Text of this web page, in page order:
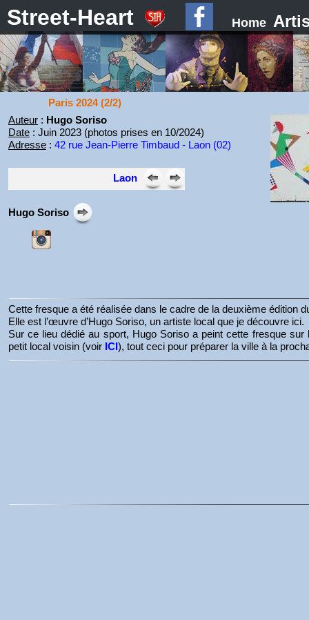
Street-Heart Home
Auteur: Hugo Soriso
Date: Juin 2023 (photos prises en 10/2024)
Adresse: 42 rue Jean-Pierre Timbaud - Laon (02)
Laon
Hugo Soriso
Cette fresque a été réalisée dans le cadre de la deuxième édition
Elle est l’œuvre d’Hugo Soriso, un artiste local que je découvre ici.
Sur ce lieu dédié au sport, Hugo Soriso a peint cette fresque
petit local voisin (voir ICI), tout ceci pour préparer la ville à la
Paris 2024 (2/2)